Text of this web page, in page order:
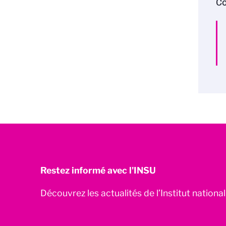
Restez informé avec l'INSU
Découvrez les actualités de l’Institut